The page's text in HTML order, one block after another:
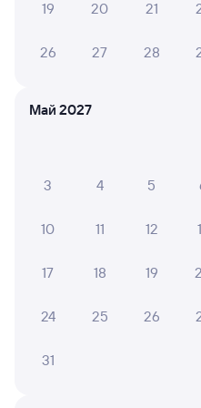
Подробные ответы на
Частые вопросы
19 20 21
26 27 28
Май 2027
3 4 5
10 11 12
17 18 19
24 25 26
31